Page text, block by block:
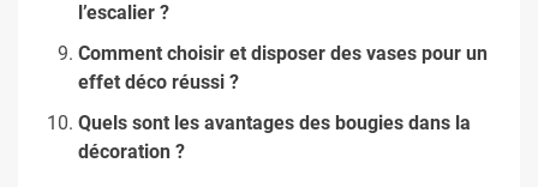
l’escalier ?
Comment choisir et disposer des vases pour un
effet déco réussi ?
Quels sont les avantages des bougies dans la
décoration ?